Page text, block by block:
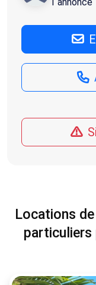
Locations
particuliers